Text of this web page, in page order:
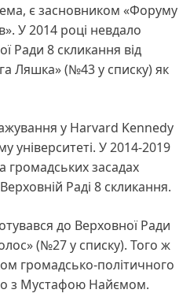
є засновником «Форуму
У 2014 році невдало
Ради 8 скликання від
Ляшка» (№43 у списку) як
у Harvard Kennedy
університеті. У 2014-2019
громадських засадах
Раді 8 скликання.
до Верховної Ради
(№27 у списку). Того ж
громадсько-політичного
з Мустафою Найємом.